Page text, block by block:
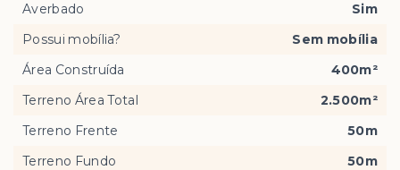
Averbado
Sim
Possui mobília?
Sem mobília
Área Construída
400m²
Terreno Área Total
2.500m²
Terreno Frente
50m
Terreno Fundo
50m